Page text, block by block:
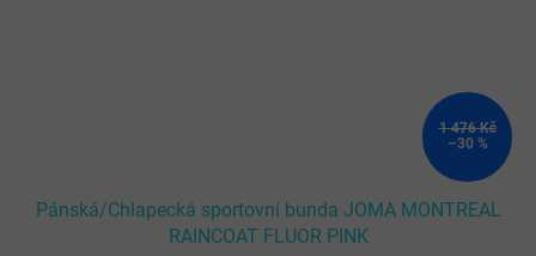
1 476 Kč
–30 %
Pánská/Chlapecká sportovní bunda JOMA MONTREAL
RAINCOAT FLUOR PINK